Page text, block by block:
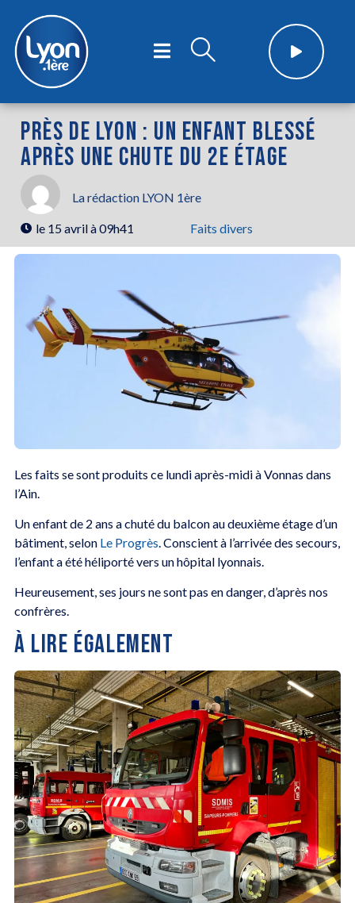
PRÈS DE LYON : UN ENFANT BLESSÉ
APRÈS UNE CHUTE DU 2E ÉTAGE
La rédaction LYON 1ère
le 15 avril à 09h41 Faits divers
Les faits se sont produits ce lundi après-midi à Vonnas dans
l’Ain.
Un enfant de 2 ans a chuté du balcon au deuxième étage d’un
bâtiment, selon Le Progrès. Conscient à l’arrivée des secours,
l’enfant a été héliporté vers un hôpital lyonnais.
Heureusement, ses jours ne sont pas en danger, d’après nos
confrères.
À LIRE ÉGALEMENT